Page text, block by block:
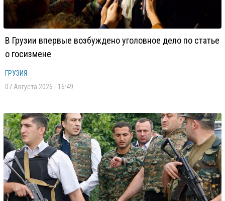
В Грузии впервые возбуждено уголовное дело по статье
о госизмене
ГРУЗИЯ
07 Августа 2026 - 16:49